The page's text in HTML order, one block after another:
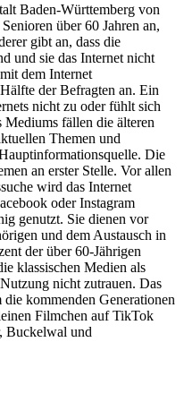
Baden-Württemberg von
über 60 Jahren an,
gibt an, dass die
und sie das Internet nicht
dem Internet
der Befragten an. Ein
nicht zu oder fühlt sich
fällen die älteren
Themen und
Die
an erster Stelle. Vor allen
wird das Internet
oder Instagram
genutzt. Sie dienen vor
und dem Austausch in
der über 60-Jährigen
klassischen Medien als
nicht zutrauen. Das
kommenden Generationen
Filmchen auf TikTok
Buckelwal und